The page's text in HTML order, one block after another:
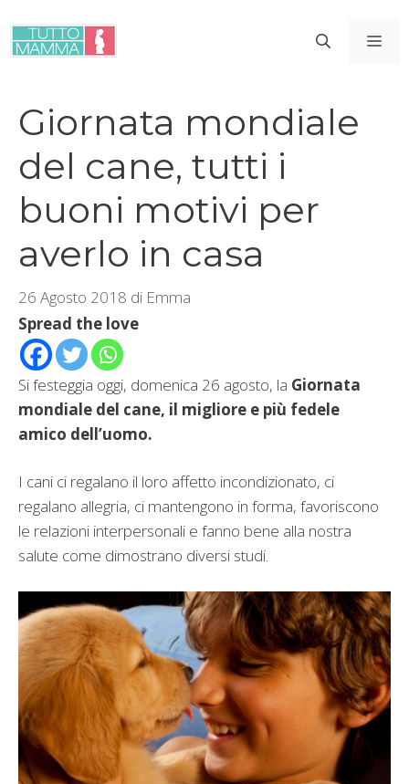
contenuto
Giornata mondiale
del cane, tutti i
buoni motivi per
averlo in casa
26 Agosto 2018 di Emma
Spread the love
Si festeggia oggi, domenica 26 agosto, la Giornata
mondiale del cane, il migliore e più fedele
amico dell’uomo.
I cani ci regalano il loro affetto incondizionato, ci
regalano allegria, ci mantengono in forma, favoriscono
le relazioni interpersonali e fanno bene alla nostra
salute come dimostrano diversi studi.